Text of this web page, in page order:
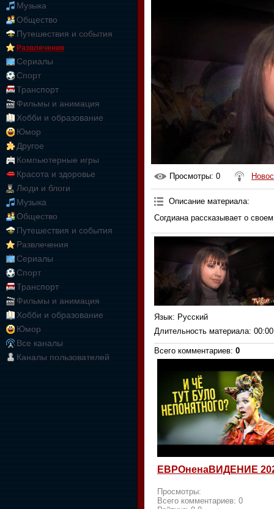
Музыка
Общество
Путешествия и события
Развлечения
Сериалы
Спорт
Транспорт
Фильмы и анимация
Хобби и образование
Юмор
Другое
Компьютерные игры
Красота и здоровье
Люди и блоги
Музыка
Общество
Путешествия и события
Развлечения
Сериалы
Спорт
Транспорт
Фильмы и анимация
Хобби и образование
Юмор
Все каналы
Каналы пользователей
Просмотры: 0
Описание материала:
Согдиана рассказывает о
Язык: Русский
Длительность материала:
Всего комментариев: 0
ЕВРОненаВИДЕНИЕ
Просмотры:
Всего комментариев: 0